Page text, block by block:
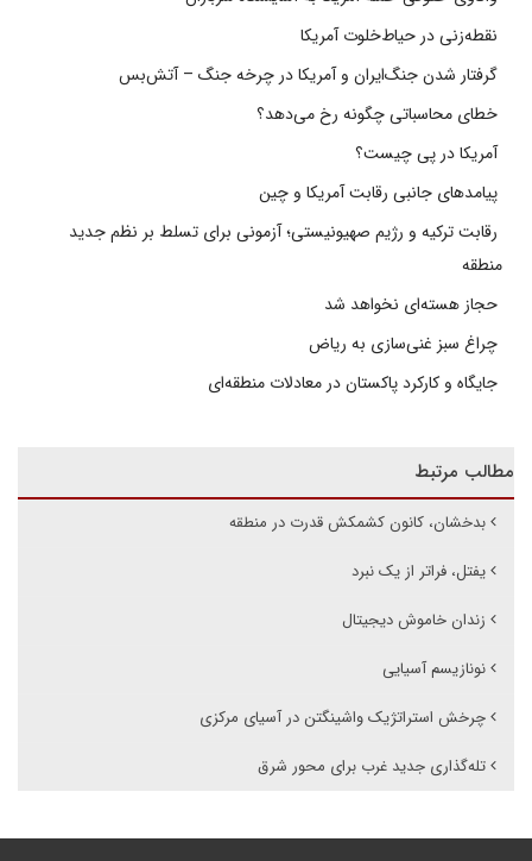
نقطه‌زنی در حیاط‌خلوت آمریکا
گرفتار شدن جنگ‌ایران و آمریکا در چرخه جنگ – آتش‌بس
خطای محاسباتی چگونه رخ می‌دهد؟
آمریکا در پی چیست؟
پیامدهای جانبی رقابت آمریکا و چین
رقابت ترکیه و رژیم صهیونیستی؛ آزمونی برای تسلط بر نظم جدید
منطقه
حجاز هسته‌ای نخواهد شد
چراغ سبز غنی‌سازی به ریاض
جایگاه و کارکرد پاکستان در معادلات منطقه‌ای
مطالب مرتبط
بدخشان، کانون کشمکش قدرت در منطقه
یفتل، فراتر از یک نبرد
زندان خاموش دیجیتال
نو‌نازیسم آسیایی
چرخش استراتژیک واشینگتن در آسیای مرکزی
تله‌گذاری جدید غرب برای محور شرق